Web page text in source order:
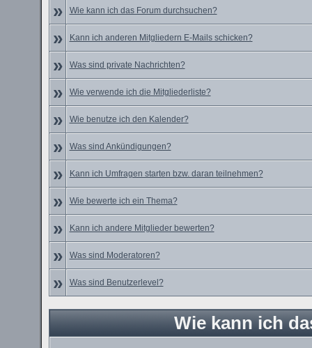
»
Wie kann ich das Forum durchsuchen?
» Kann ich anderen Mitgliedern E-Mails schicken?
» Was sind private Nachrichten?
» Wie verwende ich die Mitgliederliste?
» Wie benutze ich den Kalender?
» Was sind Ankündigungen?
» Kann ich Umfragen starten bzw. daran teilnehmen?
» Wie bewerte ich ein Thema?
» Kann ich andere Mitglieder bewerten?
» Was sind Moderatoren?
» Was sind Benutzerlevel?
Wie kann ich